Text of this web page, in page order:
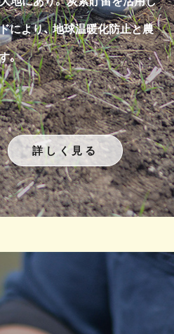
により、地球温暖化防止と農
。
詳しく見る